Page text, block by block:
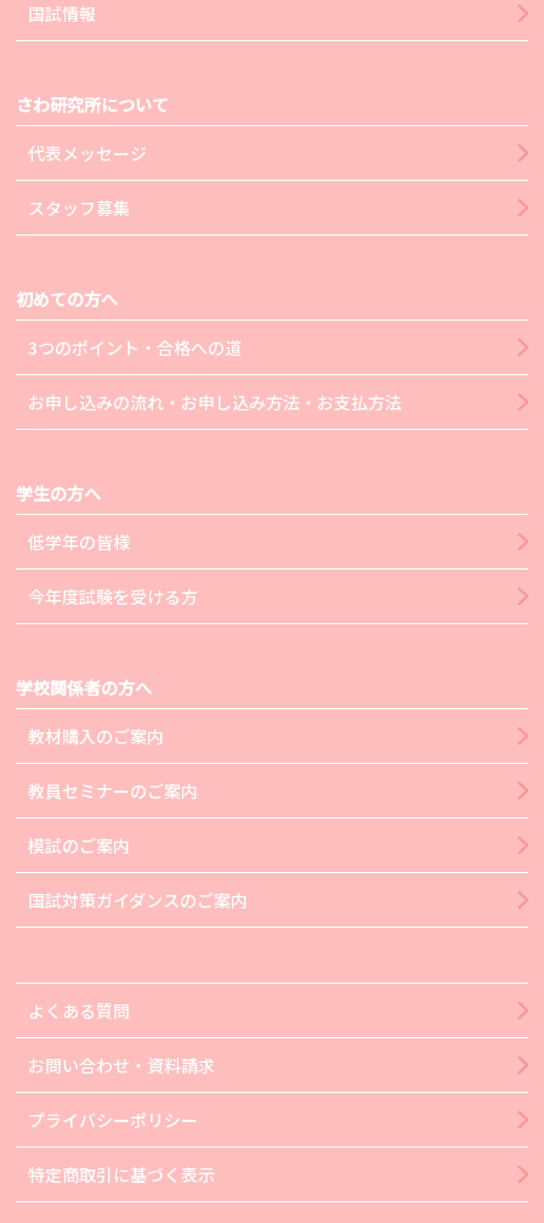
国試情報
さわ研究所について
代表メッセージ
スタッフ募集
初めての方へ
3つのポイント・合格への道
お申し込みの流れ・お申し込み方法・お支払方法
学生の方へ
低学年の皆様
今年度試験を受ける方
学校関係者の方へ
教材購入のご案内
教員セミナーのご案内
模試のご案内
国試対策ガイダンスのご案内
よくある質問
お問い合わせ・資料請求
プライバシーポリシー
特定商取引に基づく表示